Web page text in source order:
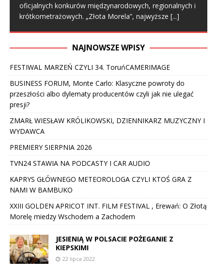
oficjalnych konkurów międzynarodowych, regionalnych i
krótkometrażowych. „Złota Morela”, najwyższe [...]
NAJNOWSZE WPISY
FESTIWAL MARZEŃ CZYLI 34. ToruńCAMERIMAGE
BUSINESS FORUM, Monte Carlo: Klasyczne powroty do
przeszłości albo dylematy producentów czyli jak nie ulegać
presji?
ZMARŁ WIESŁAW KRÓLIKOWSKI, DZIENNIKARZ MUZYCZNY I
WYDAWCA
PREMIERY SIERPNIA 2026
TVN24 STAWIA NA PODCASTY I CAR AUDIO
KAPRYS GŁÓWNEGO METEOROLOGA CZYLI KTOŚ GRA Z
NAMI W BAMBUKO
XXIII GOLDEN APRICOT INT. FILM FESTIVAL , Erewań: O Złotą
Morelę miedzy Wschodem a Zachodem
JESIENIĄ W POLSACIE POŻEGANIE Z
KIEPSKIMI
22 lipca 2022